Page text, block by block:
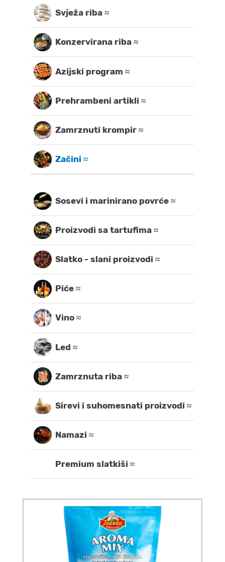
Svježa riba ≈
Konzervirana riba ≈
Azijski program ≈
Prehrambeni artikli ≈
Zamrznuti krompir ≈
Začini ≈
Sosevi i marinirano povrće ≈
Proizvodi sa tartufima ≈
Slatko - slani proizvodi ≈
Piće ≈
Vino ≈
Led ≈
Zamrznuta riba ≈
Sirevi i suhomesnati proizvodi ≈
Namazi ≈
Premium slatkiši ≈